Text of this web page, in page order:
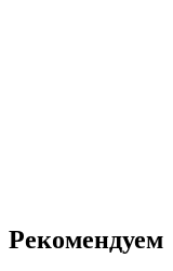
Рекомендуем